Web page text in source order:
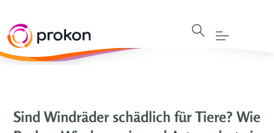
Sind Windräder schädlich für Tiere? Wie